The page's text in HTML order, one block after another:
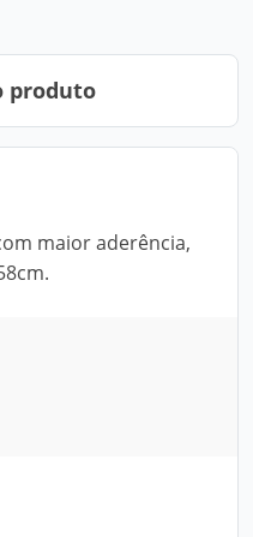
produto
maior aderência,